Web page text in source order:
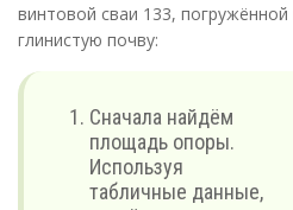
винтовой сваи 133, погружённой
глинистую почву:
Сначала найдём
площадь опоры.
Используя
табличные данные,